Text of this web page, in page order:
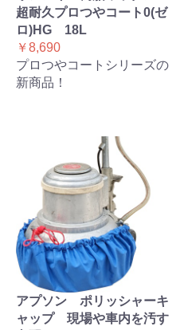
超耐久プロつやコート0(ゼ
ロ)HG 18L
￥8,690
プロつやコートシリーズの
新商品！
アプソン ポリッシャーキ
ャップ 現場や車内を汚す